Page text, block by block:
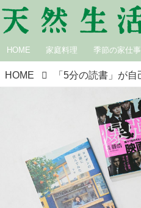
HOME 家庭料理 季節の家仕事
HOME